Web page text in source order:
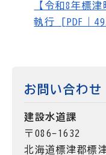
【令和8年標
執行 [PDF｜
お問い合わせ
建設水道課
〒086-1632
北海道標津郡標